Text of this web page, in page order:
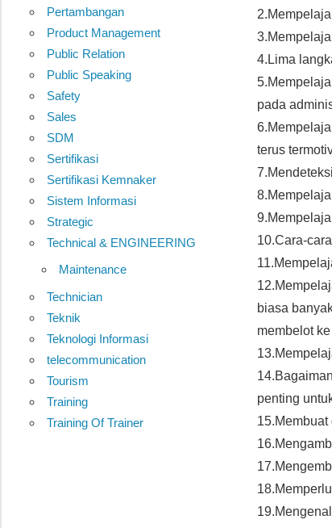
4.Lima
pada
terus
10.Cara-
biasa
membelot
penting
Pertambangan
Product Management
Public Relation
Public Speaking
Safety
Sales
SDM
Sertifikasi
Sertifikasi Kemnaker
Sistem Informasi
Strategic
Technical & ENGINEERING
Maintenance
Technician
Teknik
Teknologi Informasi
telecommunication
Tourism
Training
Training Of Trainer